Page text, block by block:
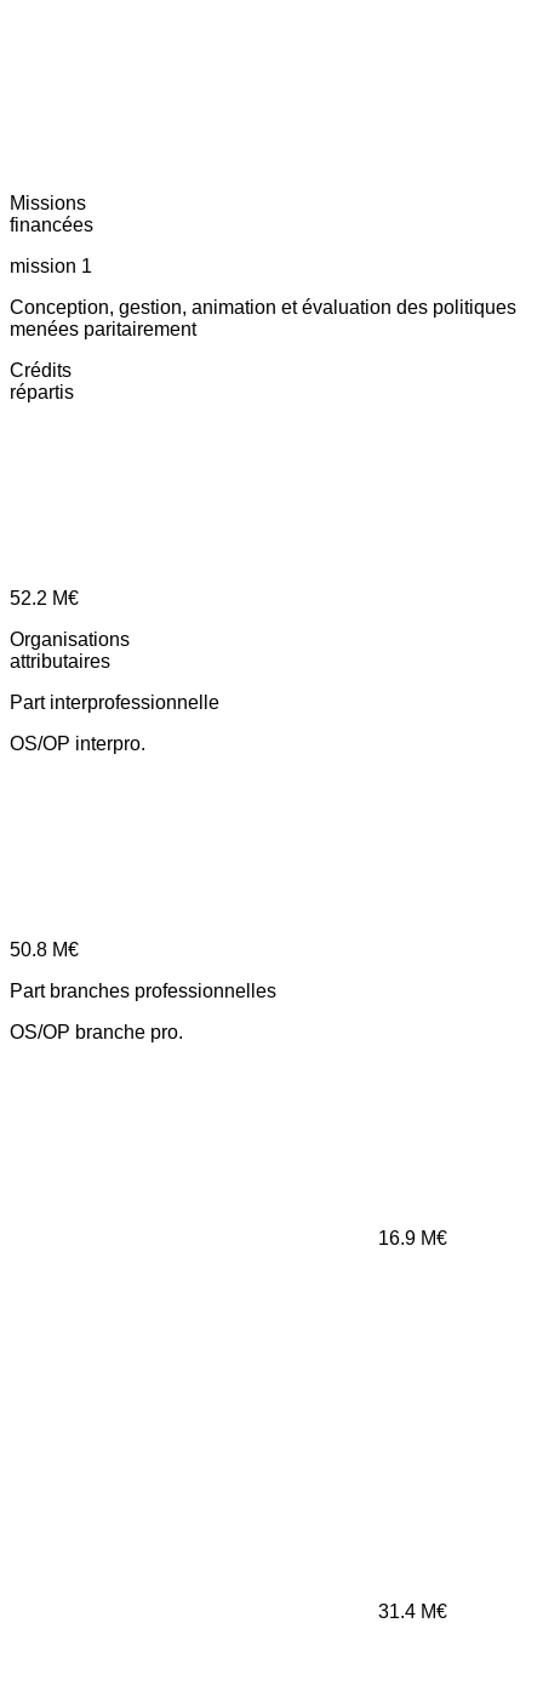
Missions
financées
mission 1
Conception, gestion, animation et évaluation des politiques
menées paritairement
Crédits
répartis
52.2 M€
Organisations
attributaires
Part interprofessionnelle
OS/OP interpro.
50.8 M€
Part branches professionnelles
OS/OP branche pro.
16.9 M€
31.4 M€